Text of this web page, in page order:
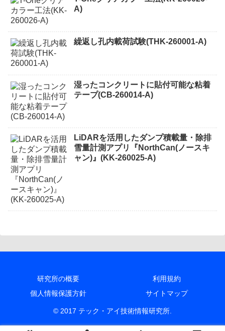
A)
繰返し孔内載荷試験(THK-260001-A)
湿ったコンクリートに貼付可能な粘着
テープ(CB-260014-A)
LiDARを活用したダンプ積載量・除排
雪量計測アプリ『NorthCan(ノースキ
ャン)』(KK-260025-A)
研究所の概要
利用規約
個人情報保護方針
サイトマップ
© 2017 テック・アイ技術情報研究所.